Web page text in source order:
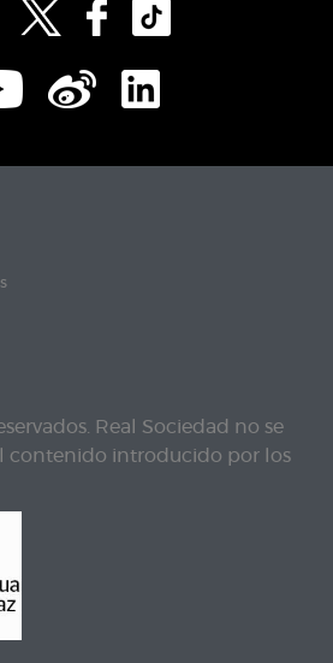
Real Sociedad no se
contenido introducido por los